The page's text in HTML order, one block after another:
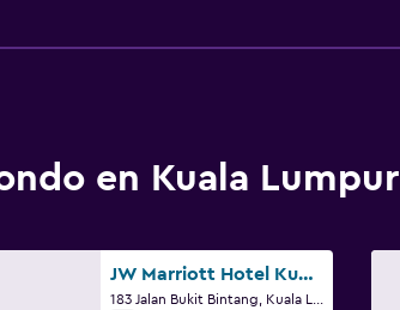
en Kuala Lumpur
JW Marriott Hotel Kuala Lumpur